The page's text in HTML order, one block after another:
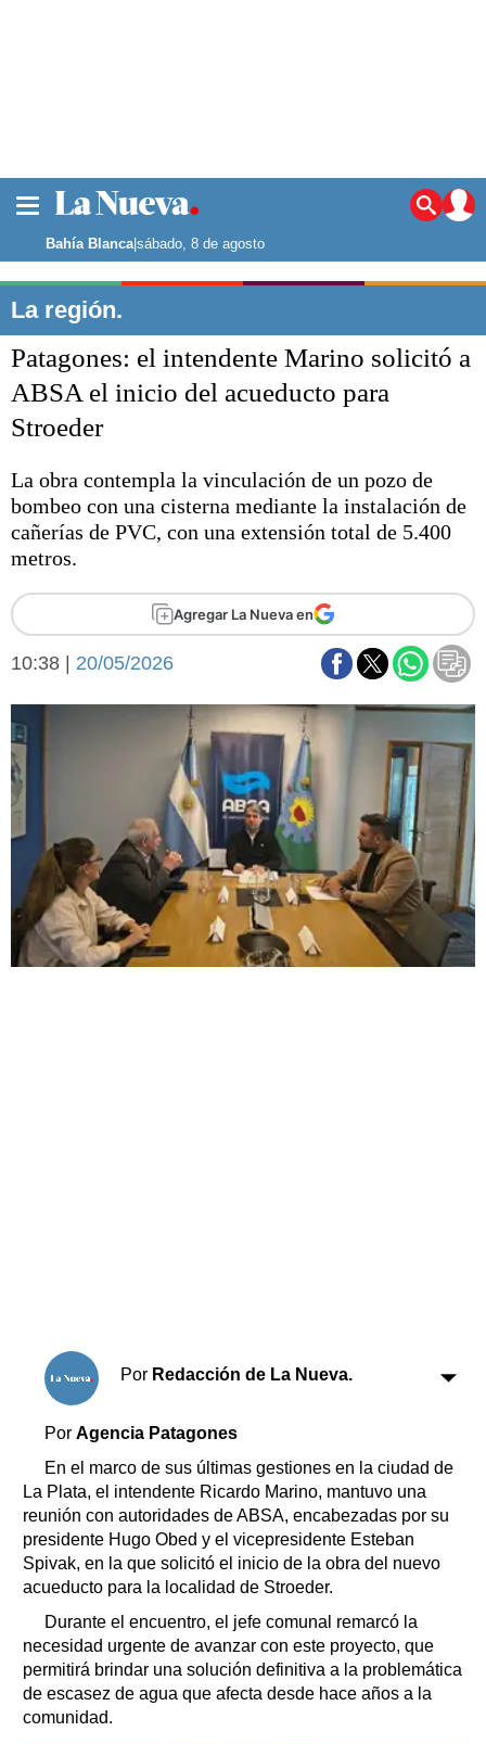
Noticias
La ciudad
Punta Alta
El mundo
Seguridad
Liga del Sur
Básquetbol
Fútbol
Arte y cultura
Cines
Economía y campo
Economía y finanzas
Con el campo
Espacio empresas
Sociedad y tiempo
Sociedad
Tecnología
Turismo
Salud
Es viral
El tiempo
Fúnebres
Clasificados
Bahía Blanca|sábado, 8 de agosto
La región.
Patagones: el intendente Marino solicitó a
ABSA el inicio del acueducto para
Stroeder
La obra contempla la vinculación de un pozo de
bombeo con una cisterna mediante la instalación de
cañerías de PVC, con una extensión total de 5.400
metros.
Agregar La Nueva en
10:38 | 20/05/2026
Por Redacción de La Nueva.
Por Agencia Patagones
En el marco de sus últimas gestiones en la ciudad de
La Plata, el intendente Ricardo Marino, mantuvo una
reunión con autoridades de ABSA, encabezadas por su
presidente Hugo Obed y el vicepresidente Esteban
Spivak, en la que solicitó el inicio de la obra del nuevo
acueducto para la localidad de Stroeder.
Durante el encuentro, el jefe comunal remarcó la
necesidad urgente de avanzar con este proyecto, que
permitirá brindar una solución definitiva a la problemática
de escasez de agua que afecta desde hace años a la
comunidad.